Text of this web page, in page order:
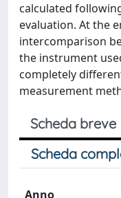
calculated
evaluation. At the
intercomparison
the instrument
completely
measurement
Scheda breve
Scheda
Anno